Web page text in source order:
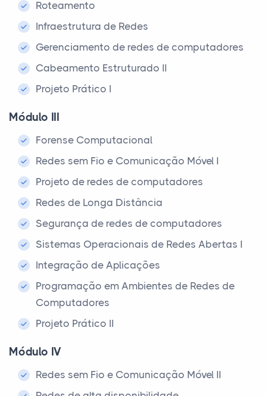
Roteamento
Infraestrutura de Redes
Gerenciamento de redes de computadores
Cabeamento Estruturado II
Projeto Prático I
Módulo III
Forense Computacional
Redes sem Fio e Comunicação Móvel I
Projeto de redes de computadores
Redes de Longa Distância
Segurança de redes de computadores
Sistemas Operacionais de Redes Abertas I
Integração de Aplicações
Programação em Ambientes de Redes de
Computadores
Projeto Prático II
Módulo IV
Redes sem Fio e Comunicação Móvel II